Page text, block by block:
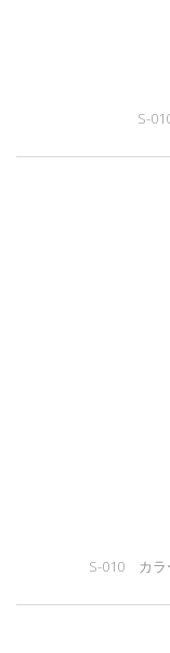
S-
S-010 カラ